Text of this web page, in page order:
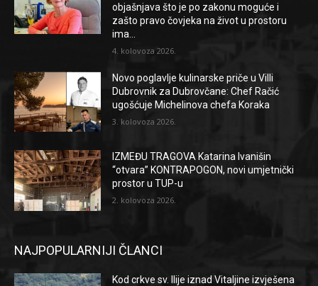
objašnjava što je po zakonu moguće i
zašto pravo čovjeka na život u prostoru
ima...
4. kolovoza 2026.
Novo poglavlje kulinarske priče u Villi
Dubrovnik za Dubrovčane: Chef Račić
ugošćuje Michelinova chefa Koraka
3. kolovoza 2026.
IZMEĐU TRAGOVA Katarina Ivanišin
“otvara” KONTRAPOGON, novi umjetnički
prostor u TUP-u
2. kolovoza 2026.
NAJPOPULARNIJI ČLANCI
Kod crkve sv. Ilije iznad Vitaljine izvješena